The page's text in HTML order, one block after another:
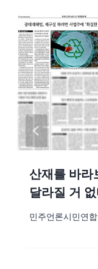
산재를 바라
달라질 거
민주언론시민연합